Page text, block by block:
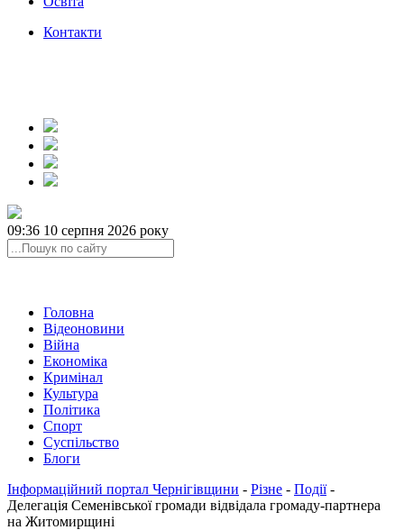
Контакти
09:36 10 серпня 2026 року
Головна
Відеоновини
Війна
Економіка
Кримінал
Культура
Політика
Спорт
Суспільство
Блоги
Інформаційний портал Чернігівщини - Різне - Події-
Делегація Семенівської громади відвідала громаду-партнера
на Житомирщині